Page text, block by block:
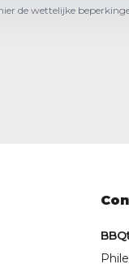
de wettelijke